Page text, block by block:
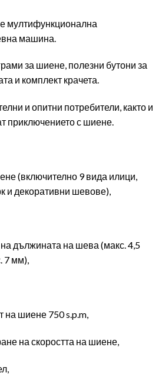
мултифункционална
машина.
за шиене, полезни бутони за
и комплект крачета.
и опитни потребители, както и
приключението с шиене.
(включително 9 вида илици,
и декоративни шевове),
дължината на шева (макс. 4,5
7 мм),
на шиене 750 s.p.m,
на скоростта на шиене,